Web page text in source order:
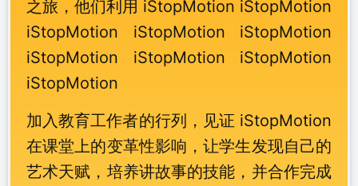
之旅，他们利用 iStopMotion iStopMotion
iStopMotion iStopMotion iStopMotion
iStopMotion iStopMotion iStopMotion
iStopMotion
加入教育工作者的行列，见证 iStopMotion
在课堂上的变革性影响，让学生发现自己的
艺术天赋，培养讲故事的技能，并合作完成